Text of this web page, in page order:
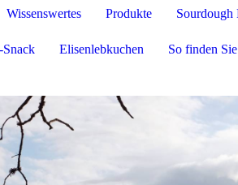
Wissenswertes Produkte Sourdough
Elisenlebkuchen So finden